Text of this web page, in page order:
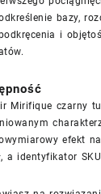
bazy,
i
Mirifique czarny
efekt
, a identyfikator